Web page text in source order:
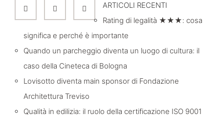
ARTICOLI RECENTI
Rating di legalità ★★★: cosa
significa e perché è importante
Quando un parcheggio diventa un luogo di cultura: il
caso della Cineteca di Bologna
Lovisotto diventa main sponsor di Fondazione
Architettura Treviso
Qualità in edilizia: il ruolo della certificazione ISO 9001